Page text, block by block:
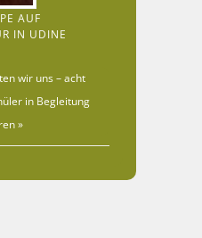
AUF
IN UDINE
wir uns – acht
in Begleitung
»